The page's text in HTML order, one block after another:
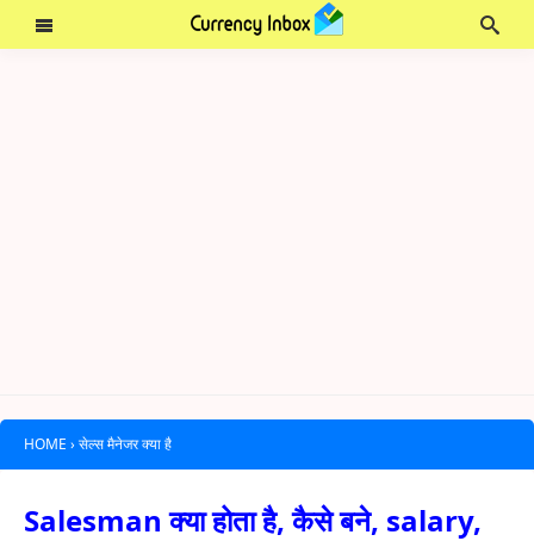
HOME › सेल्स मैनेजर क्या है
Salesman क्या होता है, कैसे बने, salary,